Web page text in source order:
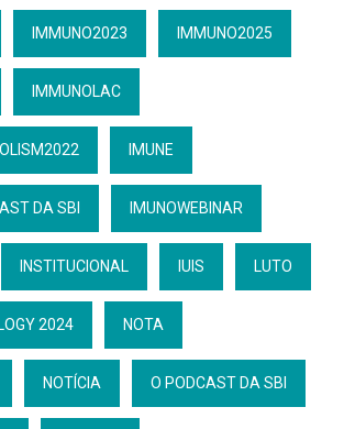
IMMUNO2023 IMMUNO2025
IMMUNOLAC
IMUNE
DA SBI IMUNOWEBINAR
INSTITUCIONAL IUIS LUTO
2024 NOTA
NOTÍCIA O PODCAST DA SBI